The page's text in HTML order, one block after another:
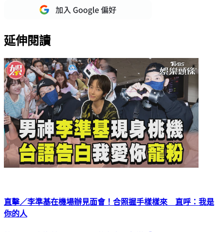
延伸閱讀
直擊／李準基在機場辦見面會！合照握手樣樣來 直呼：我是
你的人